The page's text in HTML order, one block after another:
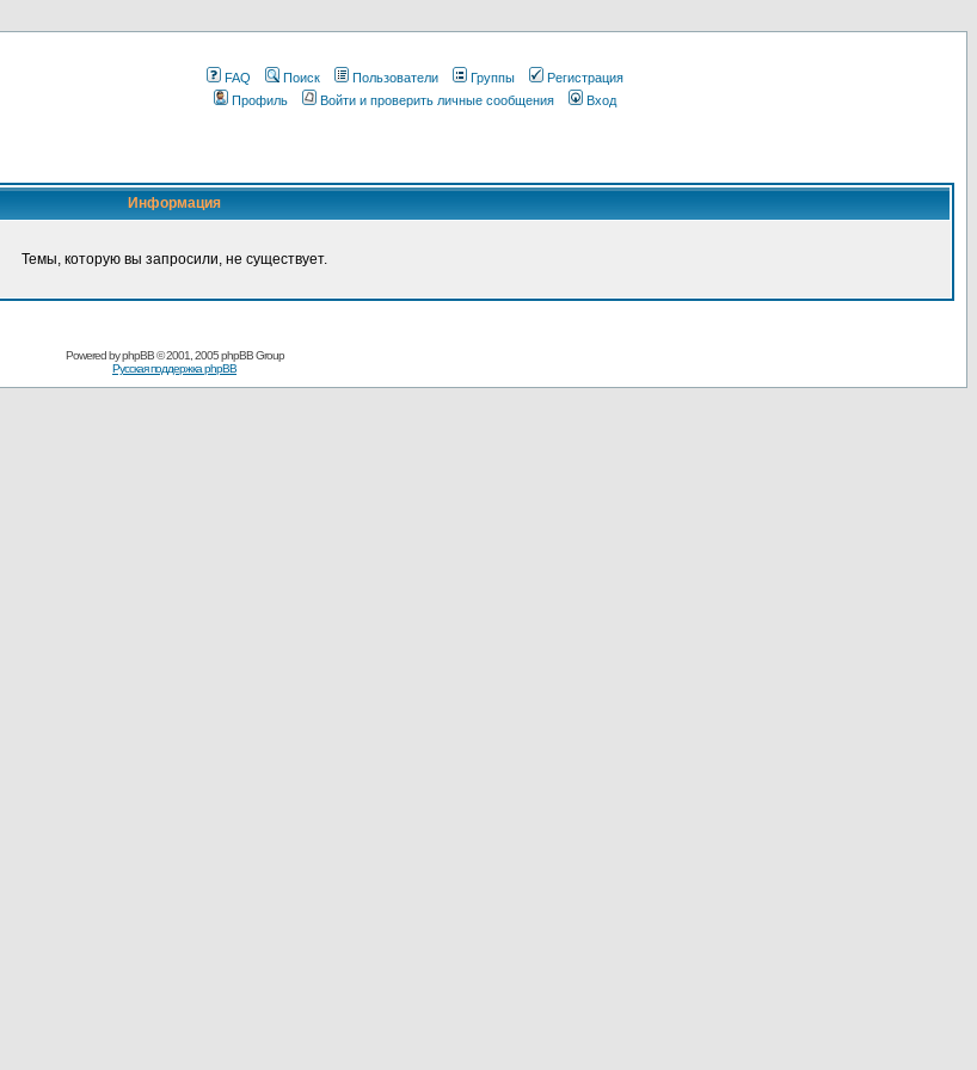
FAQ Поиск Пользователи Группы
Регистрация
Профиль
Войти и проверить личные сообщения Вход
Информация
Темы, которую вы запросили, не существует.
Pоwerеd byрhpВB© 2001, 2005 рhpВB Grouр
Русская поддержка phрВB